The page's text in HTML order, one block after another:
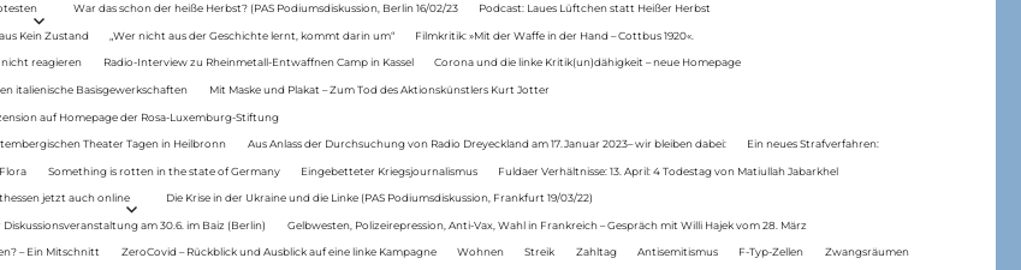
War das schon der heiße Herbst? (PAS Podiumsdiskussion, Berlin 16/02/23 Podcast: Laues Lüftchen statt Heißer Herbst
Kein Zustand „Wer nicht aus der Geschichte lernt, kommt darin um“ Filmkritik: »Mit der Waffe in der Hand – Cottbus 1920«.
reagieren Radio-Interview zu Rheinmetall-Entwaffnen Camp in Kassel Corona und die linke Kritik(un)dähigkeit – neue Homepage
italienische Basisgewerkschaften Mit Maske und Plakat – Zum Tod des Aktionskünstlers Kurt Jotter
auf Homepage der Rosa-Luxemburg-Stiftung
Theater Tagen in Heilbronn Aus Anlass der Durchsuchung von Radio Dreyeckland am 17.Januar 2023– wir bleiben dabei: Ein neues Strafverfahren:
Something is rotten in the state of Germany Eingebetteter Kriegsjournalismus Fuldaer Verhältnisse: 13. April: 4 Todestag von Matiul­lah Jabarkhel
jetzt auch online Die Krise in der Ukraine und die Linke (PAS Podiumsdiskussion, Frankfurt 19/03/22)
am 30.6. im Baiz (Berlin) Gelbwesten, Polizeirepression, Anti-Vax, Wahl in Frankreich – Gespräch mit Willi Hajek vom 28. März
– Ein Mitschnitt ZeroCovid – Rückblick und Ausblick auf eine linke Kampagne Wohnen Streik Zahltag Antisemitismus F-Typ-Zellen Zwangsräumen